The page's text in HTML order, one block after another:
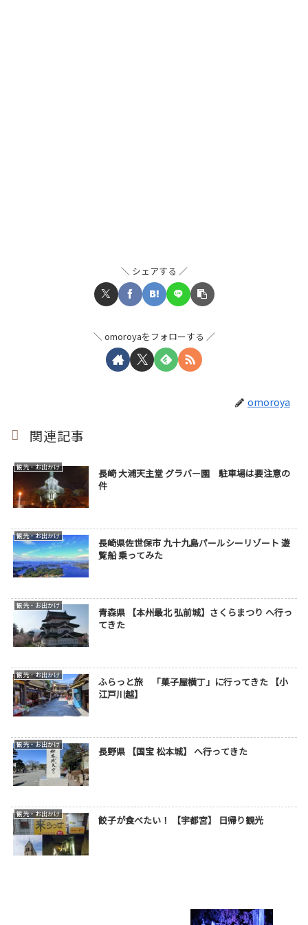
シェアする
omoroyaをフォローする
omoroya
関連記事
観光・お出かけ
長崎 大浦天主堂 グラバー園 駐車場は要注意の
件
観光・お出かけ
長崎県佐世保市 九十九島パールシーリゾート 遊
覧船 乗ってみた
観光・お出かけ
青森県 【本州最北 弘前城】さくらまつり へ行っ
てきた
観光・お出かけ
ふらっと旅 「菓子屋横丁」に行ってきた 【小
江戸川越】
観光・お出かけ
長野県 【国宝 松本城】 へ行ってきた
観光・お出かけ
餃子が食べたい！ 【宇都宮】 日帰り観光